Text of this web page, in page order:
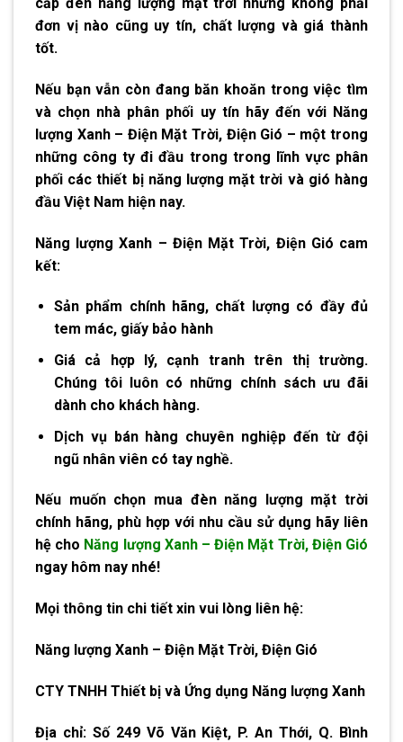
đơn vị nào cũng uy tín, chất lượng và giá thành
tốt.
Nếu bạn vẫn còn đang băn khoăn trong việc tìm
và chọn nhà phân phối uy tín hãy đến với Năng
lượng Xanh – Điện Mặt Trời, Điện Gió – một trong
những công ty đi đầu trong trong lĩnh vực phân
phối các thiết bị năng lượng mặt trời và gió hàng
đầu Việt Nam hiện nay.
Năng lượng Xanh – Điện Mặt Trời, Điện Gió cam
kết:
Sản phẩm chính hãng, chất lượng có đầy đủ
tem mác, giấy bảo hành
Giá cả hợp lý, cạnh tranh trên thị trường.
Chúng tôi luôn có những chính sách ưu đãi
dành cho khách hàng.
Dịch vụ bán hàng chuyên nghiệp đến từ đội
ngũ nhân viên có tay nghề.
Nếu muốn chọn mua đèn năng lượng mặt trời
chính hãng, phù hợp với nhu cầu sử dụng hãy liên
hệ cho Năng lượng Xanh – Điện Mặt Trời, Điện Gió
ngay hôm nay nhé!
Mọi thông tin chi tiết xin vui lòng liên hệ:
Năng lượng Xanh – Điện Mặt Trời, Điện Gió
CTY TNHH Thiết bị và Ứng dụng Năng lượng Xanh
Địa chỉ:Số 249 Võ Văn Kiệt, P. An Thới, Q. Bình